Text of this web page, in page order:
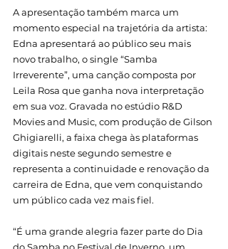
A apresentação também marca um
momento especial na trajetória da artista:
Edna apresentará ao público seu mais
novo trabalho, o single “Samba
Irreverente”, uma canção composta por
Leila Rosa que ganha nova interpretação
em sua voz. Gravada no estúdio R&D
Movies and Music, com produção de Gilson
Ghigiarelli, a faixa chega às plataformas
digitais neste segundo semestre e
representa a continuidade e renovação da
carreira de Edna, que vem conquistando
um público cada vez mais fiel.
“É uma grande alegria fazer parte do Dia